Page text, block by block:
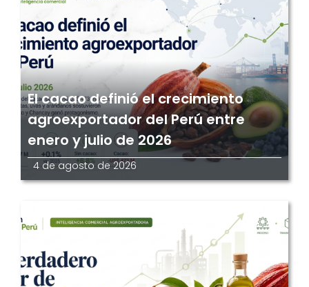
El cacao definió el crecimiento
agroexportador del Perú entre
enero y julio de 2026
4 de agosto de 2026